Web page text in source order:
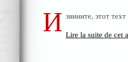
И звините, этот
Lire la suite de cet